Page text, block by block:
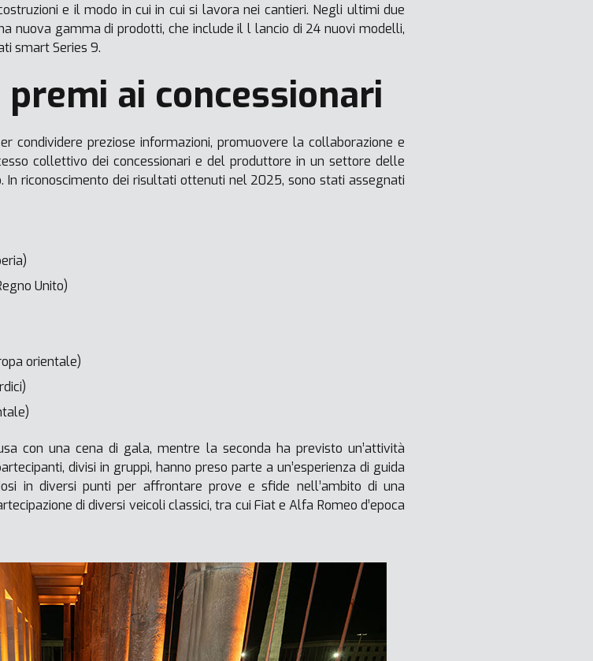
e il modo in cui in cui si lavora nei cantieri. Negli ultimi due
nuova gamma di prodotti, che include il l lancio di 24 nuovi modelli,
smart Series 9.
ai concessionari
condividere preziose informazioni, promuovere la collaborazione e
collettivo dei concessionari e del produttore in un settore delle
riconoscimento dei risultati ottenuti nel 2025, sono stati assegnati
Unito)
orientale)
con una cena di gala, mentre la seconda ha previsto un’attività
divisi in gruppi, hanno preso parte a un’esperienza di guida
in diversi punti per affrontare prove e sfide nell’ambito di una
di diversi veicoli classici, tra cui Fiat e Alfa Romeo d’epoca